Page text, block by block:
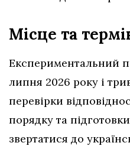
Місце та
Експериментальний
липня 2026 року і
перевірки
порядку та
звертатися до